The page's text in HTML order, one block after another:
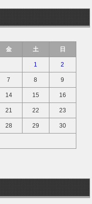
金 土 日
1 2
7 8 9
14 15 16
21 22 23
28 29 30